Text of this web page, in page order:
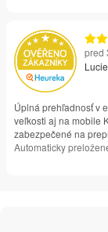
pred
Úplná prehľadnosť v
veľkosti aj na mobile
zabezpečené na
Automaticky